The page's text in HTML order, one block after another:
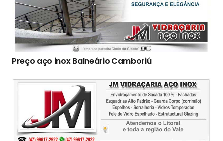
Preço aço inox Balneário Camboriú